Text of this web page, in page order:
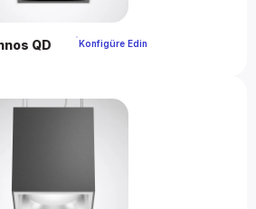
QD Konfigüre Edin